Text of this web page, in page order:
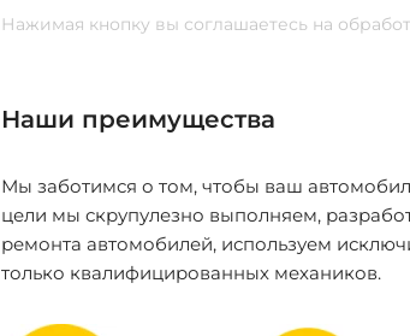
Нажимая кнопку вы соглашаетесь на
Наши преимущества
Мы заботимся о том, чтобы ваш
цели мы скрупулезно выполняем,
ремонта автомобилей, используем
только квалифицированных механиков.